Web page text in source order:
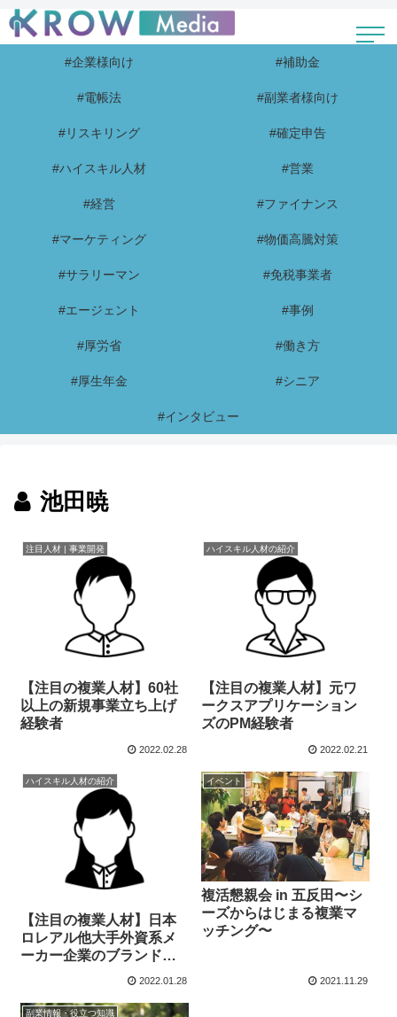
#企業様向け #補助金
#電帳法 #副業者様向け
#リスキリング #確定申告
#ハイスキル人材 #営業
#経営 #ファイナンス
#マーケティング #物価高騰対策
#サラリーマン #免税事業者
#エージェント #事例
#厚労省 #働き方
#厚生年金 #シニア
#インタビュー
池田暁
注目人材 | 事業開発
【注目の複業人材】60社
以上の新規事業立ち上げ
経験者
2022.02.28
ハイスキル人材の紹介
【注目の複業人材】元ワ
ークスアプリケーション
ズのPM経験者
2022.02.21
ハイスキル人材の紹介
【注目の複業人材】日本
ロレアル他大手外資系メ
ーカー企業のブランドマ
ネージャー、マーケティ
2022.01.28
イベント
複活懇親会 in 五反田〜シ
ーズからはじまる複業マ
ッチング〜
2021.11.29
副業情報・役立つ知識